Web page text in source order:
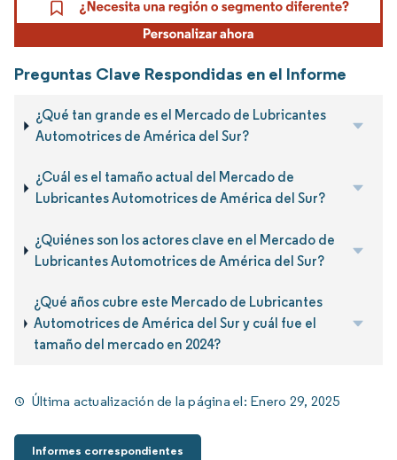
Preguntas Clave Respondidas en el Informe
¿Qué tan grande es el Mercado de Lubricantes
Automotrices de América del Sur?
¿Cuál es el tamaño actual del Mercado de
Lubricantes Automotrices de América del Sur?
¿Quiénes son los actores clave en el Mercado de
Lubricantes Automotrices de América del Sur?
¿Qué años cubre este Mercado de Lubricantes
Automotrices de América del Sur y cuál fue el
tamaño del mercado en 2024?
Última actualización de la página el: Enero 29, 2025
Informes correspondientes